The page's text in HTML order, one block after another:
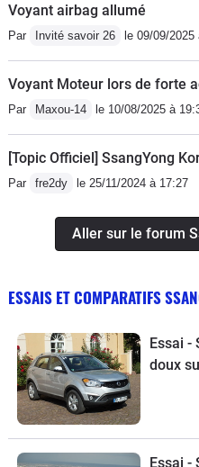
Voyant airbag allumé
Par Invité savoir 26 le 09/09/2025
Voyant Moteur lors de forte
Par Maxou-14 le 10/08/2025 à
[Topic Officiel] SsangYong
Par fre2dy le 25/11/2024 à 17:27
Aller sur le forum
ESSAIS ET COMPARATIFS
Essai -
doux
Essai -